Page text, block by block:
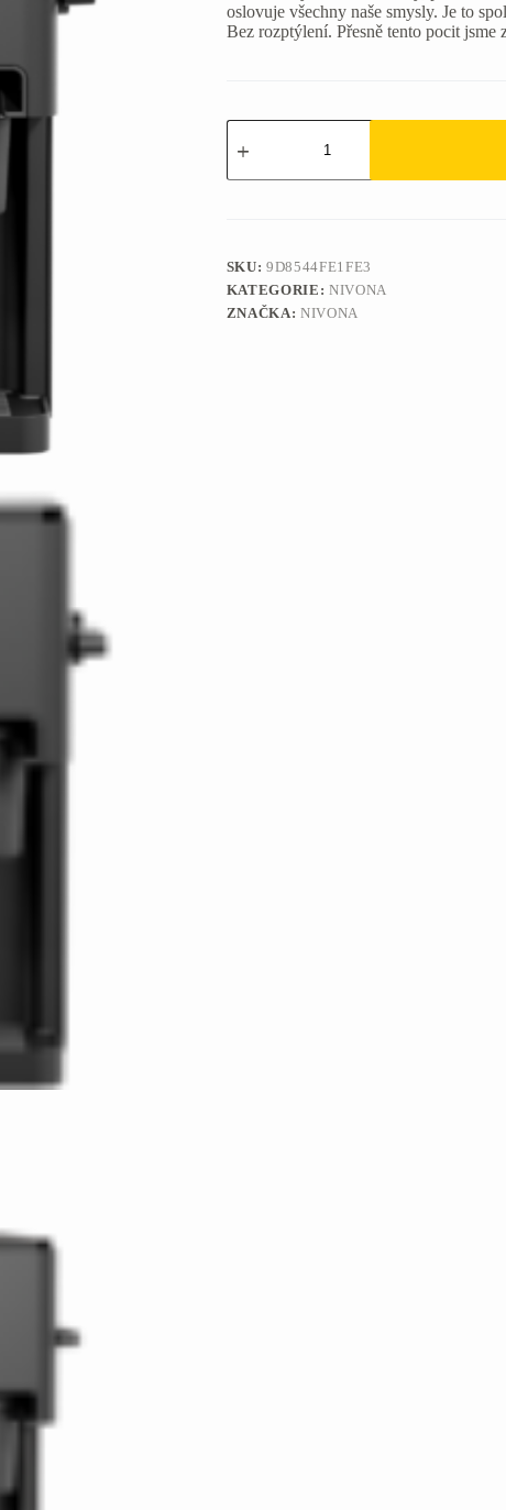
oslovuje všechny naše smysly. Je to
Bez rozptýlení. Přesně tento pocit
Poloautomatický
kávovar
CUBE
SKU:9D8544FE1FE3
KATEGORIE: NIVONA
ZNAČKA: NIVONA